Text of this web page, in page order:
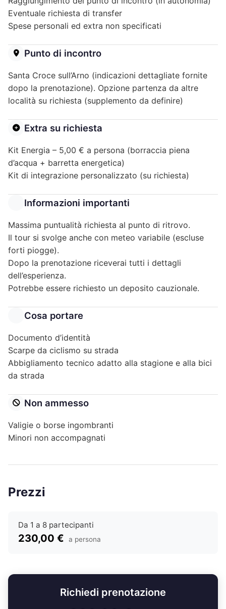
Eventuale richiesta di transfer
Spese personali ed extra non specificati
Punto di incontro
Santa Croce sull’Arno (indicazioni dettagliate fornite
dopo la prenotazione). Opzione partenza da altre
località su richiesta (supplemento da definire)
Extra su richiesta
Kit Energia – 5,00 € a persona (borraccia piena
d’acqua + barretta energetica)
Kit di integrazione personalizzato (su richiesta)
Informazioni importanti
Massima puntualità richiesta al punto di ritrovo.
Il tour si svolge anche con meteo variabile (escluse
forti piogge).
Dopo la prenotazione riceverai tutti i dettagli
dell’esperienza.
Potrebbe essere richiesto un deposito cauzionale.
Cosa portare
Documento d’identità
Scarpe da ciclismo su strada
Abbigliamento tecnico adatto alla stagione e alla bici
da strada
Non ammesso
Valigie o borse ingombranti
Minori non accompagnati
Prezzi
Da 1 a 8 partecipanti
230,00 € a persona
Richiedi prenotazione